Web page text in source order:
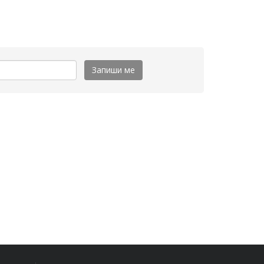
Запиши ме